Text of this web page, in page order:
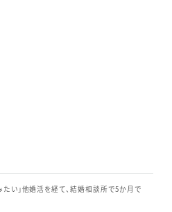
たい」他婚活を経て、結婚相談所で5か月で